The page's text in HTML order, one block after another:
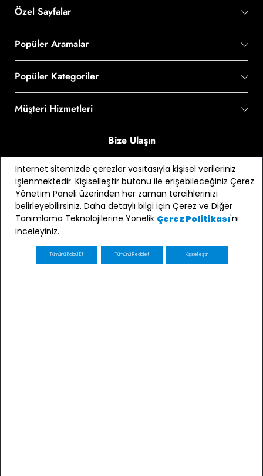
Özel Sayfalar
Popüler Aramalar
Popüler Kategoriler
Müşteri Hizmetleri
Bize Ulaşın
0 850 210 60 90
Bizi Takip Edin
İnternet sitemizde çerezler vasıtasıyla kişisel verileriniz
işlenmektedir. Kişiselleştir butonu ile erişebileceğiniz Çerez
Yönetim Paneli üzerinden her zaman tercihlerinizi
belirleyebilirsiniz. Daha detaylı bilgi için Çerez ve Diğer
Tanımlama Teknolojilerine Yönelik Çerez Politikası'nı
inceleyiniz.
Tümünü Kabul Et Tümünü Reddet Kişiselleştir